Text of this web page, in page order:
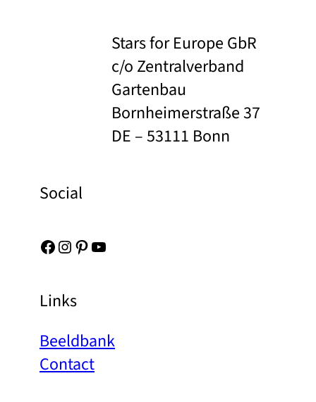
Stars for Europe GbR
c/o Zentralverband
Gartenbau
Bornheimerstraße 37
DE – 53111 Bonn
Social
Facebook Instagram Pinterest YouTube
Links
Beeldbank
Contact